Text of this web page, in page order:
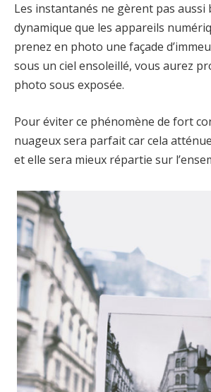
Les instantanés ne gèrent pas aussi
dynamique que les appareils
prenez en photo une façade
sous un ciel ensoleillé, vous aurez
photo sous exposée.
Pour éviter ce phénomène de fort
nuageux sera parfait car cela
et elle sera mieux répartie sur